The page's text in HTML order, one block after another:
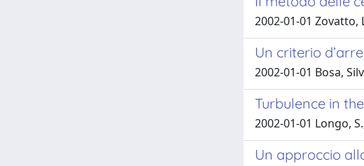
2002-01-01 Zovatto,
Un criterio
2002-01-01 Bosa,
Turbulence in
2002-01-01 Longo,
Un approccio